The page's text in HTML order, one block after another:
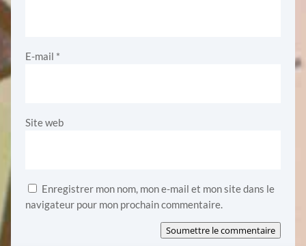
E-mail *
Site web
Enregistrer mon nom, mon e-mail et mon site dans le
navigateur pour mon prochain commentaire.
Soumettre le commentaire